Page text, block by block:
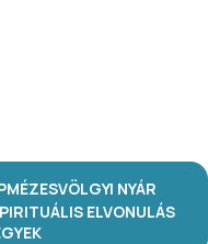
MÉZESVÖLGYI NYÁR
ELVONULÁS